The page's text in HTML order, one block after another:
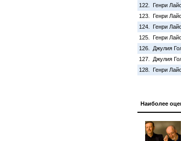
122. Генри
123. Генри
124. Генри
125. Генри
126. Джулия
127. Джулия
128. Генри
Наиболее